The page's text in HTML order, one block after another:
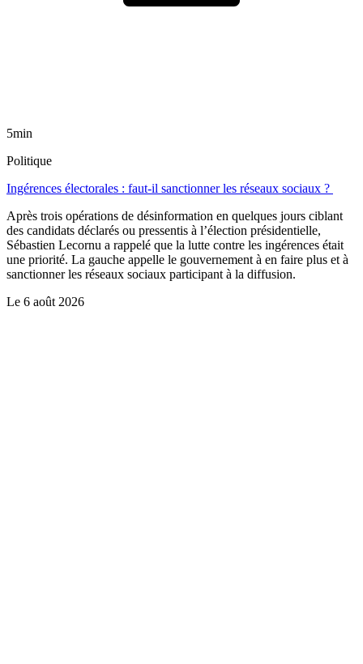
5min
Politique
Ingérences électorales : faut-il sanctionner les réseaux sociaux ?
Après trois opérations de désinformation en quelques jours ciblant
des candidats déclarés ou pressentis à l’élection présidentielle,
Sébastien Lecornu a rappelé que la lutte contre les ingérences était
une priorité. La gauche appelle le gouvernement à en faire plus et à
sanctionner les réseaux sociaux participant à la diffusion.
Le 6 août 2026